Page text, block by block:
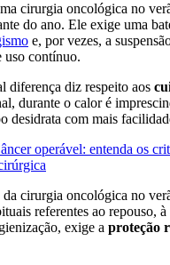
cirurgia oncológica no
do ano. Ele exige uma
e, por vezes, a
uso contínuo.
diferença diz respeito aos
durante o calor é
desidrata com mais
operável: entenda os
da cirurgia oncológica no
referentes ao repouso,
exige a proteção